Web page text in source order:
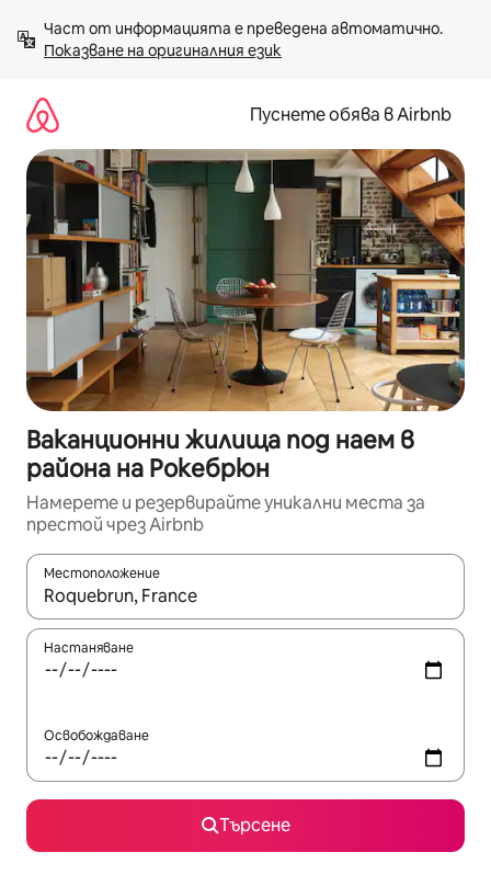
към
съдържанието
Показване на оригиналния език
Пуснете обява в Airbnb
Ваканционни жилища под наем в
района на Рокебрюн
Намерете и резервирайте уникални места за
престой чрез Airbnb
Местоположение
Когато резултатите се покажат, използвайте
Настаняване
Освобождаване
Търсене